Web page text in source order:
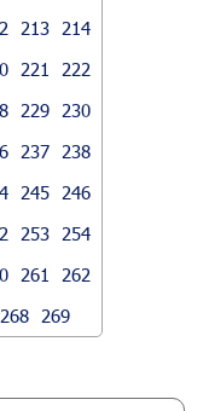
213
214
221
222
229
230
237
238
245
246
253
254
261
262
268 269